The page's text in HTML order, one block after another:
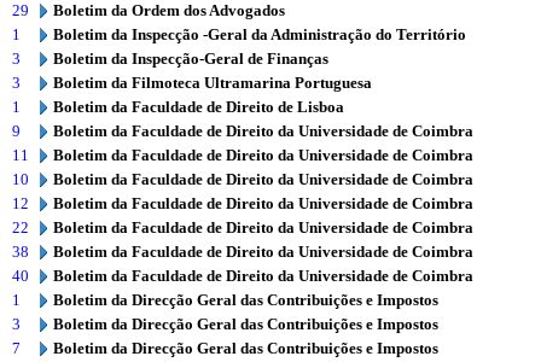
29
Boletim da Ordem dos Advogados
1
Boletim da Inspecção -Geral da Administração do Território
3
Boletim da Inspecção-Geral de Finanças
3
Boletim da Filmoteca Ultramarina Portuguesa
1
Boletim da Faculdade de Direito de Lisboa
9
Boletim da Faculdade de Direito da Universidade de Coimbra
11
Boletim da Faculdade de Direito da Universidade de Coimbra
10
Boletim da Faculdade de Direito da Universidade de Coimbra
12
Boletim da Faculdade de Direito da Universidade de Coimbra
22
Boletim da Faculdade de Direito da Universidade de Coimbra
38
Boletim da Faculdade de Direito da Universidade de Coimbra
40
Boletim da Faculdade de Direito da Universidade de Coimbra
1
Boletim da Direcção Geral das Contribuições e Impostos
3
Boletim da Direcção Geral das Contribuições e Impostos
7
Boletim da Direcção Geral das Contribuições e Impostos